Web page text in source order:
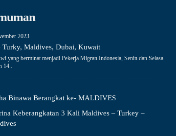
2023
Turky, Maldives, Dubai, Kuwait
yang berminat menjadi Pekerja Migran Indonesia, Senin dan Selasa
14..
Binawa Berangkat ke- MALDIVES
Keberangkatan 3 Kali Maldives – Turkey –